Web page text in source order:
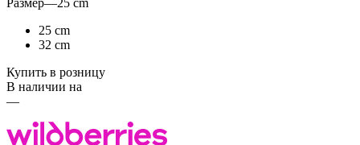
Размер—25 cm
25 cm
32 cm
Купить в розницу
В наличии на
—